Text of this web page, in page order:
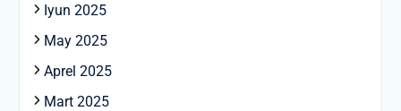
Iyun 2025
May 2025
Aprel 2025
Mart 2025